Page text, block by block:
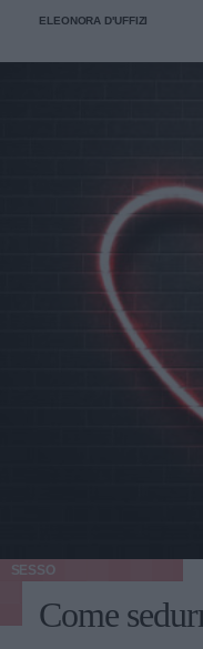
ELEONORA D'UFFIZI
SESSO
Come